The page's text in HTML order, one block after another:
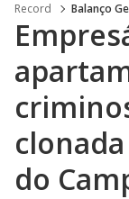
Record Balanço
do